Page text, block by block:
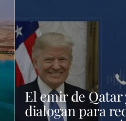
El emir de
dialogan para